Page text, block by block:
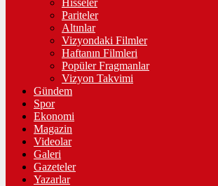
Hisseler
Pariteler
Altınlar
Vizyondaki Filmler
Haftanın Filmleri
Popüler Fragmanlar
Vizyon Takvimi
Gündem
Spor
Ekonomi
Magazin
Videolar
Galeri
Gazeteler
Yazarlar